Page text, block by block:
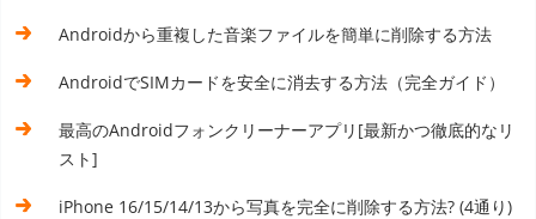
Androidから重複した音楽ファイルを簡単に削除する方法
AndroidでSIMカードを安全に消去する方法（完全ガイド）
最高のAndroidフォンクリーナーアプリ[最新かつ徹底的なリ
スト]
iPhone 16/15/14/13から写真を完全に削除する方法? (4通り)